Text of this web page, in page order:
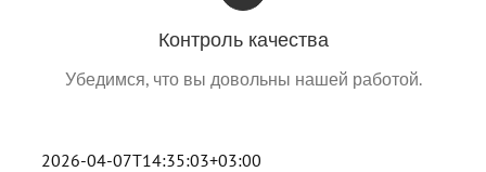
Контроль качества
Убедимся, что вы довольны нашей работой.
2026-04-07T14:35:03+03:00